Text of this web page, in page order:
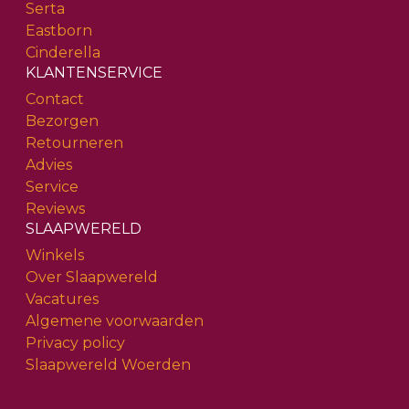
Serta
Eastborn
Cinderella
KLANTENSERVICE
Contact
Bezorgen
Retourneren
Advies
Service
Reviews
SLAAPWERELD
Winkels
Over Slaapwereld
Vacatures
Algemene voorwaarden
Privacy policy
Slaapwereld Woerden